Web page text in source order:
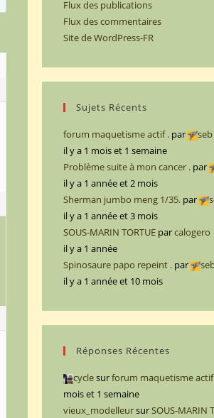
Flux des publications
Flux des commentaires
Site de WordPress-FR
Sujets Récents
forum maquetisme actif . par
seb
il y a 1 mois et 1 semaine
Problème suite à mon cancer . par
il y a 1 année et 2 mois
Sherman jumbo meng 1/35. par
il y a 1 année et 3 mois
SOUS-MARIN TORTUE parcalogero
il y a 1 année
Spinosaure papo repeint . par
il y a 1 année et 10 mois
Réponses Récentes
cyclesurforum maquetisme
mois et 1 semaine
vieux_modelleursurSOUS-MARIN